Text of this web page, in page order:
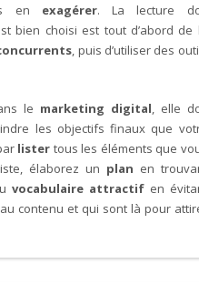
en exagérer. La lecture
bien choisi est tout d’abord de
, puis d’utiliser des
le marketing digital , elle
les objectifs finaux que
lister tous les éléments que
élaborez un plan en
vocabulaire attractif en
contenu et qui sont là pour